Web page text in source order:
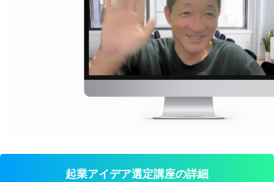
起業アイデア選定講座の詳細